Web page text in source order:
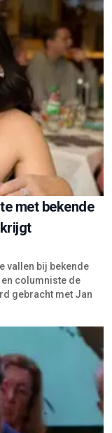
met bekende
vallen bij bekende
columniste de
gebracht met Jan